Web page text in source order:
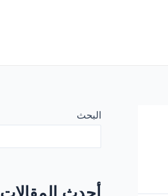
البحث